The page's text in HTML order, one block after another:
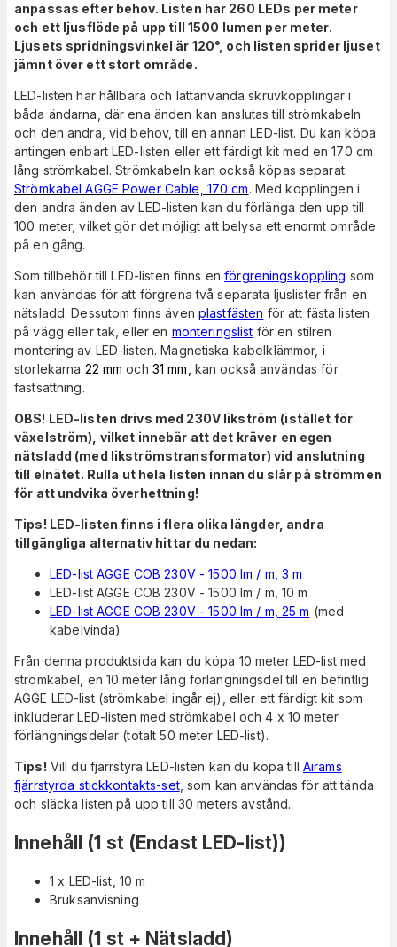
anpassas efter behov. Listen har 260 LEDs per meter
och ett ljusflöde på upp till 1500 lumen per meter.
Ljusets spridningsvinkel är 120°, och listen sprider ljuset
jämnt över ett stort område.
LED-listen har hållbara och lättanvända skruvkopplingar i
båda ändarna, där ena änden kan anslutas till strömkabeln
och den andra, vid behov, till en annan LED-list. Du kan köpa
antingen enbart LED-listen eller ett färdigt kit med en 170 cm
lång strömkabel. Strömkabeln kan också köpas separat:
Strömkabel AGGE Power Cable, 170 cm. Med kopplingen i
den andra änden av LED-listen kan du förlänga den upp till
100 meter, vilket gör det möjligt att belysa ett enormt område
på en gång.
Som tillbehör till LED-listen finns enförgreningskoppling som
kan användas för att förgrena två separata ljuslister från en
nätsladd. Dessutom finns även plastfästen för att fästa listen
på vägg eller tak, eller en monteringslist för en stilren
montering av LED-listen. Magnetiska kabelklämmor, i
storlekarna 22 mm och 31 mm kan också användas för
fastsättning.
OBS! LED-listen drivs med 230V likström (istället för
växelström), vilket innebär att det kräver en egen
nätsladd (med likströmstransformator) vid anslutning
till elnätet. Rulla ut hela listen innan du slår på strömmen
för att undvika överhettning!
Tips! LED-listen finns i flera olika längder, andra
tillgängliga alternativ hittar du nedan:
LED-list AGGE COB 230V - 1500 lm / m, 3 m
LED-list AGGE COB 230V - 1500 lm / m, 10 m
LED-list AGGE COB 230V - 1500 lm / m, 25 m (med
kabelvinda)
Från denna produktsida kan du köpa 10 meter LED-list med
strömkabel, en 10 meter lång förlängningsdel till en befintlig
AGGE LED-list (strömkabel ingår ej), eller ett färdigt kit som
inkluderar LED-listen med strömkabel och 4 x 10 meter
förlängningsdelar (totalt 50 meter LED-list).
Tips! Vill du fjärrstyra LED-listen kan du köpa till Airams
fjärrstyrda stickkontakts-set, som kan användas för att tända
och släcka listen på upp till 30 meters avstånd.
Innehåll (1 st (Endast LED-list))
1 x LED-list, 10 m
Bruksanvisning
Innehåll (1 st + Nätsladd)